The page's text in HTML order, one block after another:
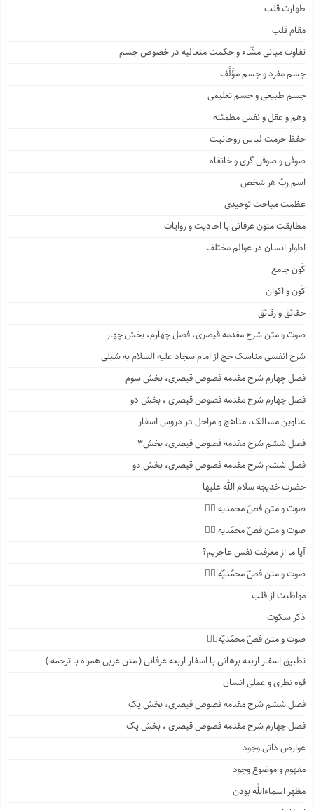
طهارت قلب
مقام قلب
تفاوت مبانی مشّاء و حکمت متعالیه در خصوص جسم
جسم مفرد و جسم مؤَلَّف
جسم طبیعی و جسم تعلیمی
وهم و عقل و نفس مطمئنه
حفظ حرمت لباس روحانیت
صوفی و صوفی گری و خانقاه
اسم ربّ هر شخص
عظمت مباحث توحیدی
مطابقت متون عرفانی با احادیث و روایات
اطوار انسان در عوالم مختلف
کَون جامع
کَون و اکوان
حقائق و رقائق
صوت و متن شرح مقدمه قیصری، فصل چهارم، بخش چهار
شرح انفسی مناسک حج از امام سجاد علیه السلام به شبلی
فصل چهارم شرح مقدمه فصوص قیصری، بخش سوم
فصل چهارم شرح مقدمه فصوص قیصری ، بخش دو
عناوین مسالک، مناهج و مراحل در دروس اسفار
فصل ششم شرح مقدمه فصوص قیصری، بخش۳
فصل ششم شرح مقدمه فصوص قیصری، بخش دو
حضرت خدیجه سلام الله علیها
صوت و متن فصّ محمدیه ۴️⃣
صوت و متن فصّ محمّدیه ۳️⃣
آیا ما از معرفت نفس عاجزیم؟
صوت و متن فصّ محمّدیّه ۲️⃣
مواظبت از قلب
ذکر سکوت
صوت و متن فصّ محمّدیّه۱️⃣
تطبیق اسفار اربعه برهانی با اسفار اربعه عرفانی ( متن عربی همراه با ترجمه )
قوه نظری و عملی انسان
فصل ششم شرح مقدمه فصوص قیصری، بخش یک
فصل چهارم شرح مقدمه فصوص قیصری ، بخش یک
عوارض ذاتی وجود
مفهوم و موضوع وجود
مظهر اسماءالله بودن